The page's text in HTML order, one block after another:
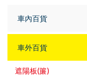
車內百貨
車外百貨
遮陽板(簾)